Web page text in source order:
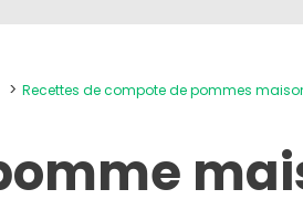
Recettes de compote de pommes